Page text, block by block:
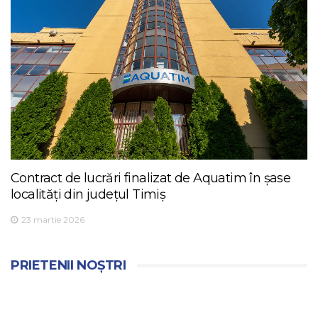
Contract de lucrări finalizat de Aquatim în șase
localități din județul Timiș
23 martie 2026
PRIETENII NOȘTRI